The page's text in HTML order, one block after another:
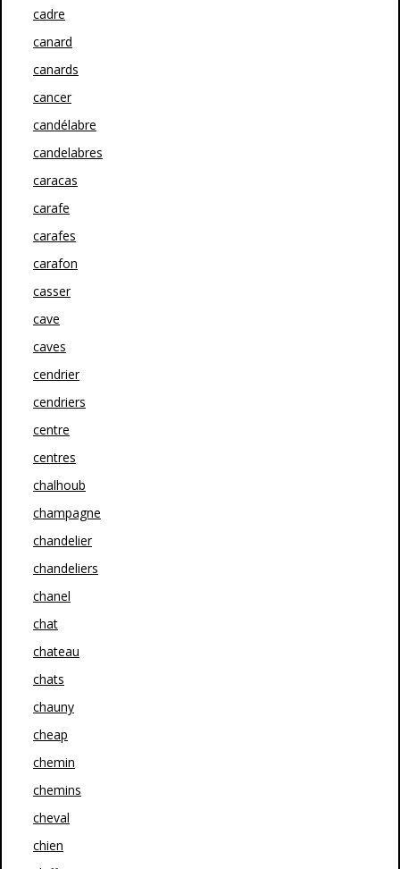
cadre
canard
canards
cancer
candélabre
candelabres
caracas
carafe
carafes
carafon
casser
cave
caves
cendrier
cendriers
centre
centres
chalhoub
champagne
chandelier
chandeliers
chanel
chat
chateau
chats
chauny
cheap
chemin
chemins
cheval
chien